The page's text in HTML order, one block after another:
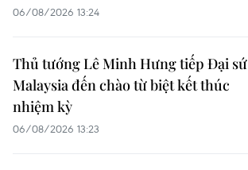
06/08/2026 13:24
Thủ tướng Lê Minh Hưng tiếp Đại sứ
Malaysia đến chào từ biệt kết thúc
nhiệm kỳ
06/08/2026 13:23